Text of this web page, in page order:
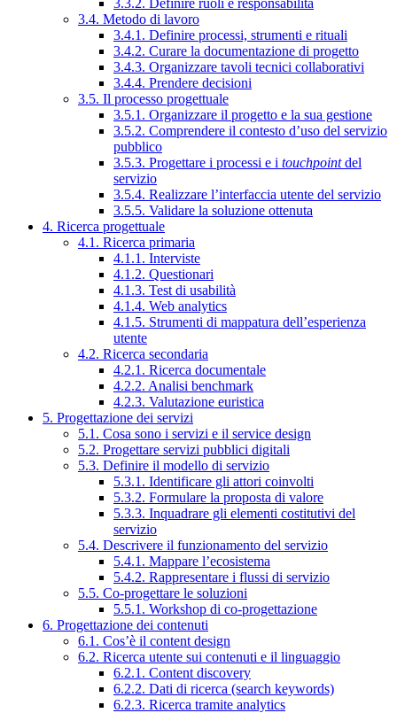
3.3.2. Definire ruoli e responsabilità
3.4. Metodo di lavoro
3.4.1. Definire processi, strumenti e rituali
3.4.2. Curare la documentazione di progetto
3.4.3. Organizzare tavoli tecnici collaborativi
3.4.4. Prendere decisioni
3.5. Il processo progettuale
3.5.1. Organizzare il progetto e la sua gestione
3.5.2. Comprendere il contesto d’uso del servizio
pubblico
3.5.3. Progettare i processi e i touchpointdel
servizio
3.5.4. Realizzare l’interfaccia utente del servizio
3.5.5. Validare la soluzione ottenuta
4. Ricerca progettuale
4.1. Ricerca primaria
4.1.1. Interviste
4.1.2. Questionari
4.1.3. Test di usabilità
4.1.4. Web analytics
4.1.5. Strumenti di mappatura dell’esperienza
utente
4.2. Ricerca secondaria
4.2.1. Ricerca documentale
4.2.2. Analisi benchmark
4.2.3. Valutazione euristica
5. Progettazione dei servizi
5.1. Cosa sono i servizi e il service design
5.2. Progettare servizi pubblici digitali
5.3. Definire il modello di servizio
5.3.1. Identificare gli attori coinvolti
5.3.2. Formulare la proposta di valore
5.3.3. Inquadrare gli elementi costitutivi del
servizio
5.4. Descrivere il funzionamento del servizio
5.4.1. Mappare l’ecosistema
5.4.2. Rappresentare i flussi di servizio
5.5. Co-progettare le soluzioni
5.5.1. Workshop di co-progettazione
6. Progettazione dei contenuti
6.1. Cos’è il content design
6.2. Ricerca utente sui contenuti e il linguaggio
6.2.1. Content discovery
6.2.2. Dati di ricerca (search keywords)
6.2.3. Ricerca tramite analytics